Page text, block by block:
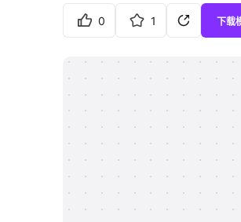
0 1 下载